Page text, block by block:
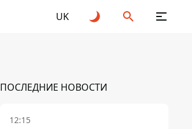
UK
ПОСЛЕДНИЕ НОВОСТИ
12:15